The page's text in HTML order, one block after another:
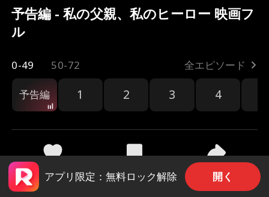
予告編 - 私の父親、私のヒーロー 映画フ
ル
0-49 50-72 全エピソード
予告編 1 2 3 4
1.7k 693 共有
アプリ限定：無料ロック解除 開く